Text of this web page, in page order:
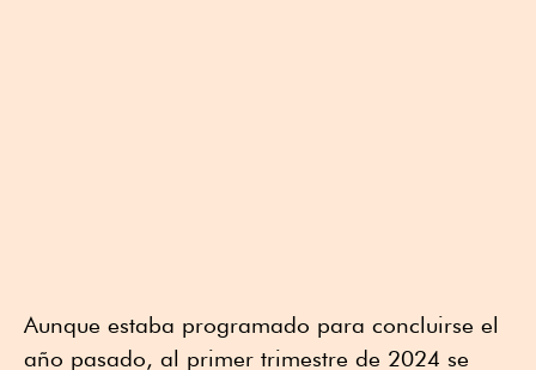
Aunque estaba programado para concluirse el
año pasado, al primer trimestre de 2024 se